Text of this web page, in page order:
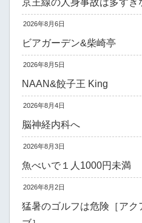
京王線の人身事故は多すぎ
2026年8月6日
ビアガーデン&柴崎亭
2026年8月5日
NAAN&餃子王 King
2026年8月4日
脳神経内科へ
2026年8月3日
魚べいで１人1000円未満
2026年8月2日
猛暑のゴルフは危険［アク